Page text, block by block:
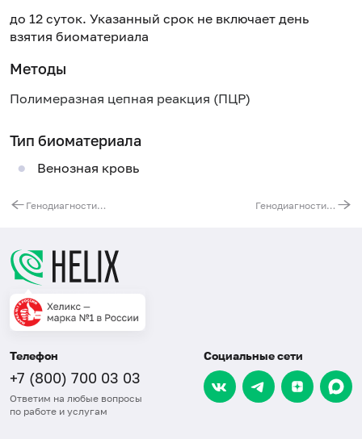
до 12 суток. Указанный срок не включает день
взятия биоматериала
Методы
Полимеразная цепная реакция (ПЦР)
Тип биоматериала
Венозная кровь
Генодиагностика синдрома ломкой Х-хромосомы (синдром Мартина - Белл) у лиц мужского пола Генодиагностика периодической болезни (семейной средиземноморской лихорадки). Ген MEFV
Телефон
+7 (800) 700 03 03
Ответим на любые вопросы
по работе и услугам
Социальные сети